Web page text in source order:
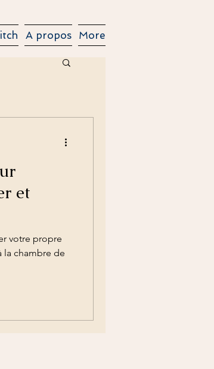
A propos More
et
votre propre
la chambre de